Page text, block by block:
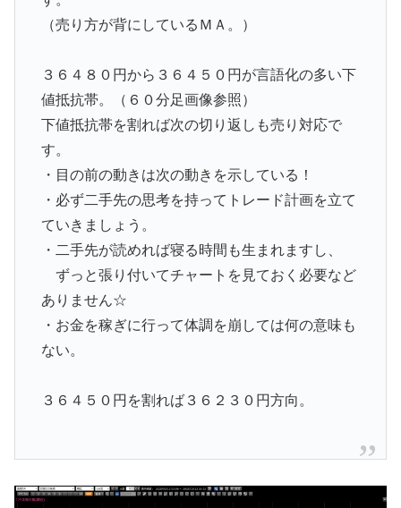
（売り方が背にしているＭＡ。）
３６４８０円から３６４５０円が言語化の多い下
値抵抗帯。（６０分足画像参照）
下値抵抗帯を割れば次の切り返しも売り対応で
す。
・目の前の動きは次の動きを示している！
・必ず二手先の思考を持ってトレード計画を立て
ていきましょう。
・二手先が読めれば寝る時間も生まれますし、
ずっと張り付いてチャートを見ておく必要など
ありません☆
・お金を稼ぎに行って体調を崩しては何の意味も
ない。
３６４５０円を割れば３６２３０円方向。